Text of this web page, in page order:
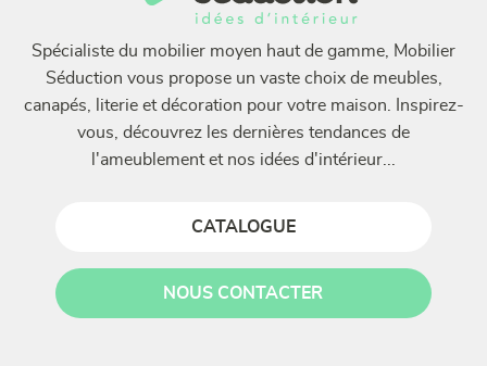
Spécialiste du mobilier moyen haut de gamme, Mobilier
Séduction vous propose un vaste choix de meubles,
canapés, literie et décoration pour votre maison. Inspirez-
vous, découvrez les dernières tendances de
l'ameublement et nos idées d'intérieur...
CATALOGUE
NOUS CONTACTER